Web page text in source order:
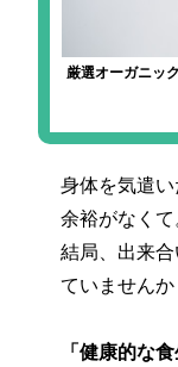
厳選オーガニッ
身体を気遣
余裕がなくて
結局、出来
ていませんか
「健康的な